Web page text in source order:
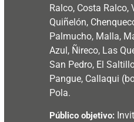
Ralco, Costa Ralco,
Quiñelón,
Palmucho, Malla,
Azul, Ñireco, Las
San Pedro, El
Pangue, Callaqui
Pola.
Público objetivo: